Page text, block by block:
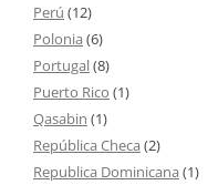
Perú (12)
Polonia (6)
Portugal(8)
Puerto Rico (1)
Qasabin (1)
República Checa (2)
Republica Dominicana (1)